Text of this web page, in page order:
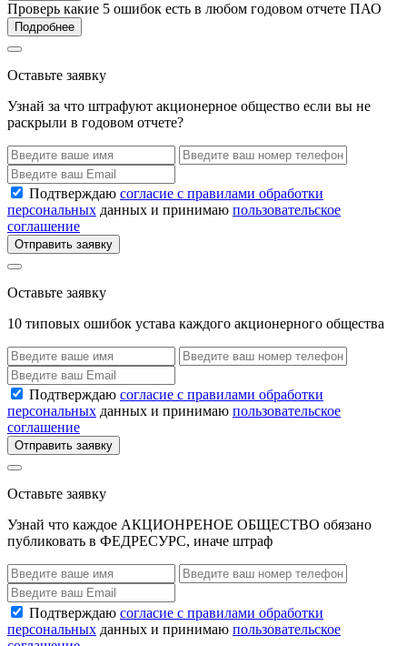
Проверь какие 5 ошибок есть в любом годовом отчете ПАО
Подробнее
Оставьте заявку
Узнай за что штрафуют акционерное общество если вы не
раскрыли в годовом отчете?
Подтверждаю согласие с правилами обработки
персональных данных и принимаю пользовательское
соглашение
Отправить заявку
Оставьте заявку
10 типовых ошибок устава каждого акционерного общества
Подтверждаю согласие с правилами обработки
персональных данных и принимаю пользовательское
соглашение
Отправить заявку
Оставьте заявку
Узнай что каждое АКЦИОНРЕНОЕ ОБЩЕСТВО обязано
публиковать в ФЕДРЕСУРС, иначе штраф
Подтверждаю согласие с правилами обработки
персональных данных и принимаю пользовательское